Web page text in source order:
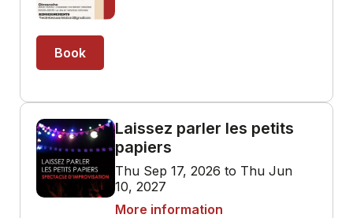
Book
Laissez parler les petits
papiers
Thu Sep 17, 2026 to Thu Jun
10, 2027
More information